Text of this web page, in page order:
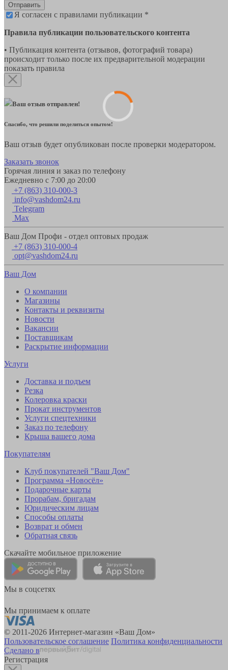
Отправить
Я согласен с правилами публикации *
Правила публикации пользовательского контента
• Публикация контента (отзывов, фотографий товара)
происходит только после их предварительной модерации
показать правила
Ваш отзыв отправлен!
Спасибо, что решили поделиться опытом!
Ваш отзыв будет опубликован после проверки модератором.
Заказать звонок
Горячая линия и заказ по телефону
Ежедневно с 7:00 до 20:00
+7 (863) 310-000-3
info@vashdom24.ru
Telegram
Max
Ваш Дом Профи - отдел оптовых продаж
+7 (863) 310-000-4
opt@vashdom24.ru
Ваш Дом
О компании
Магазины
Контакты и реквизиты
Новости
Вакансии
Поставщикам
Раскрытие информации
Услуги
Доставка и подъем
Резка
Колеровка краски
Прокат инструментов
Услуги спецтехники
Заказ по телефону
Крыша вашего дома
Покупателям
Клуб покупателей "Ваш Дом"
Программа «Новосёл»
Подарочные карты
Прорабам, бригадам
Юридическим лицам
Способы оплаты
Возврат и обмен
Обратная связь
Скачайте мобильное приложение
Мы в соцсетях
Мы принимаем к оплате
© 2011-2026 Интернет-магазин «Ваш Дом»
Пользовательское соглашение Политика конфиденциальности
Сделано в
Регистрация